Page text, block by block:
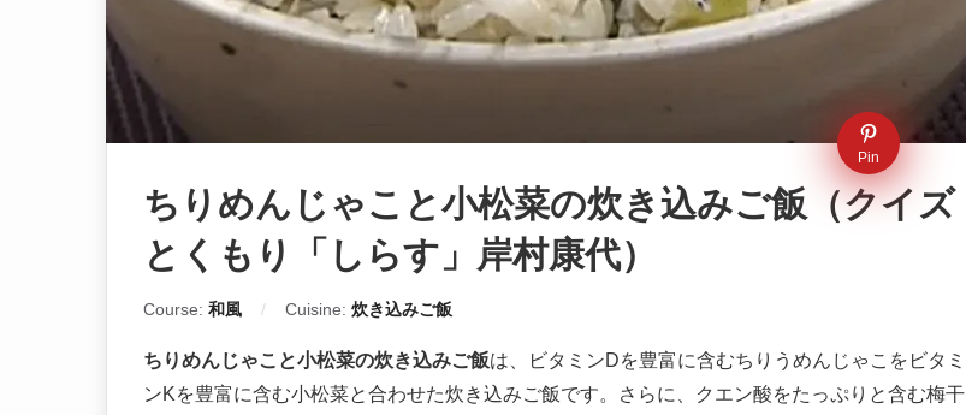
Pin
ちりめんじゃこと小松菜の炊き込みご飯（クイズ
とくもり「しらす」岸村康代）
Course: 和風 Cuisine: 炊き込みご飯
ちりめんじゃこと小松菜の炊き込みご飯は、ビタミンDを豊富に含むちりうめんじゃこをビタミ
ンKを豊富に含む小松菜と合わせた炊き込みご飯です。さらに、クエン酸をたっぷりと含む梅干